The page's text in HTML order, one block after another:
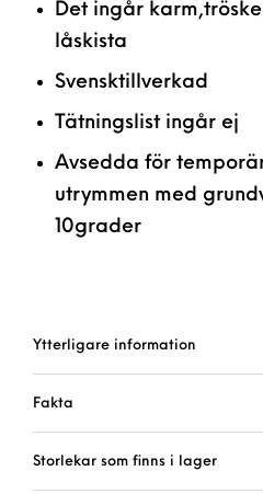
Det ingår
låskista
Svensktillverkad
Tätningslist ingår ej
Avsedda för
utrymmen med
10grader
Ytterligare information
Fakta
Storlekar som finns i lager